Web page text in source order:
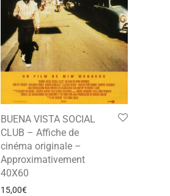
BUENA VISTA SOCIAL
CLUB – Affiche de
cinéma originale –
Approximativement
40X60
15,00€